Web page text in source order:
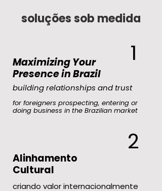
soluções sob medida
Maximizing Your
Presence in Brazil
1
building relationships and trust
for foreigners prospecting, entering or
doing business in the Brazilian market
2
Alinhamento
Cultural
criando valor internacionalmente